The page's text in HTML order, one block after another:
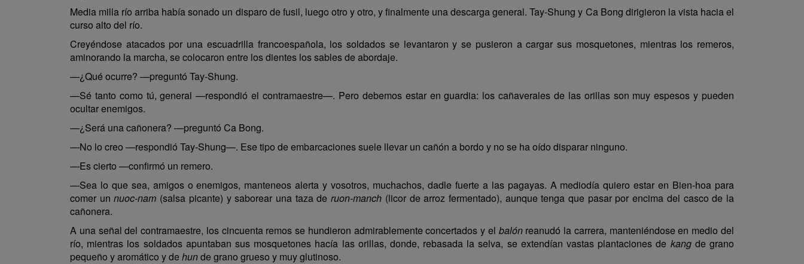
Media milla río arriba había sonado un disparo de fusil, luego otro y otro, y finalmente una descarga general. Tay-Shung y Ca Bong dirigieron la vista hacia el
curso alto del río.
Creyéndose atacados por una escuadrilla francoespañola, los soldados se levantaron y se pusieron a cargar sus mosquetones, mientras los remeros,
aminorando la marcha, se colocaron entre los dientes los sables de abordaje.
—¿Qué ocurre? —preguntó Tay-Shung.
—Sé tanto como tú, general —respondió el contramaestre—. Pero debemos estar en guardia: los cañaverales de las orillas son muy espesos y pueden
ocultar enemigos.
—¿Será una cañonera? —preguntó Ca Bong.
—No lo creo —respondió Tay-Shung—. Ese tipo de embarcaciones suele llevar un cañón a bordo y no se ha oído disparar ninguno.
—Es cierto —confirmó un remero.
—Sea lo que sea, amigos o enemigos, manteneos alerta y vosotros, muchachos, dadle fuerte a las pagayas. A mediodía quiero estar en Bien-hoa para
comer unnuoc-nam (salsa picante) y saborear una taza deruon-manch (licor de arroz fermentado), aunque tenga que pasar por encima del casco de la
cañonera.
A una señal del contramaestre, los cincuenta remos se hundieron admirablemente concertados y el balónreanudó la carrera, manteniéndose en medio del
río, mientras los soldados apuntaban sus mosquetones hacía las orillas, donde, rebasada la selva, se extendían vastas plantaciones de kangde grano
pequeño y aromático y de hunde grano grueso y muy glutinoso.